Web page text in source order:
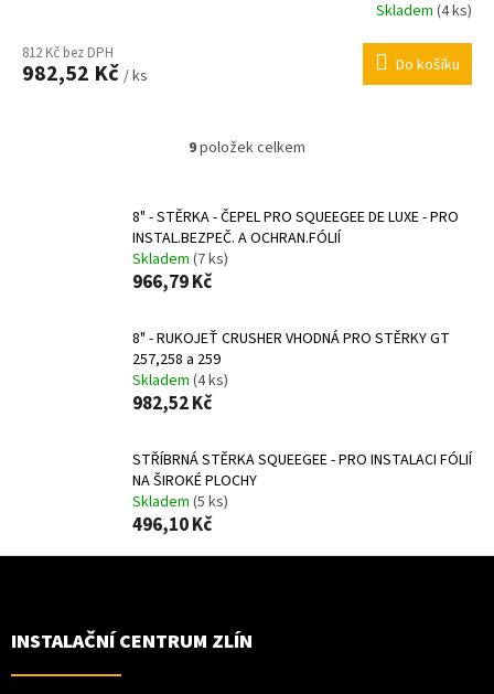
Skladem (4 ks)
812 Kč bez DPH
982,52 Kč / ks Do košíku
O
á
d
r
ý
p
i
9položek celkem
8" - STĚRKA - ČEPEL PRO SQUEEGEE DE LUXE - PRO
INSTAL.BEZPEČ. A OCHRAN.FÓLIÍ
Skladem (7 ks)
966,79 Kč
8" - RUKOJEŤ CRUSHER VHODNÁ PRO STĚRKY GT
257,258 a 259
Skladem (4 ks)
982,52 Kč
STŘÍBRNÁ STĚRKA SQUEEGEE - PRO INSTALACI FÓLIÍ
NA ŠIROKÉ PLOCHY
Skladem (5 ks)
496,10 Kč
Z
INSTALAČNÍ CENTRUM ZLÍN